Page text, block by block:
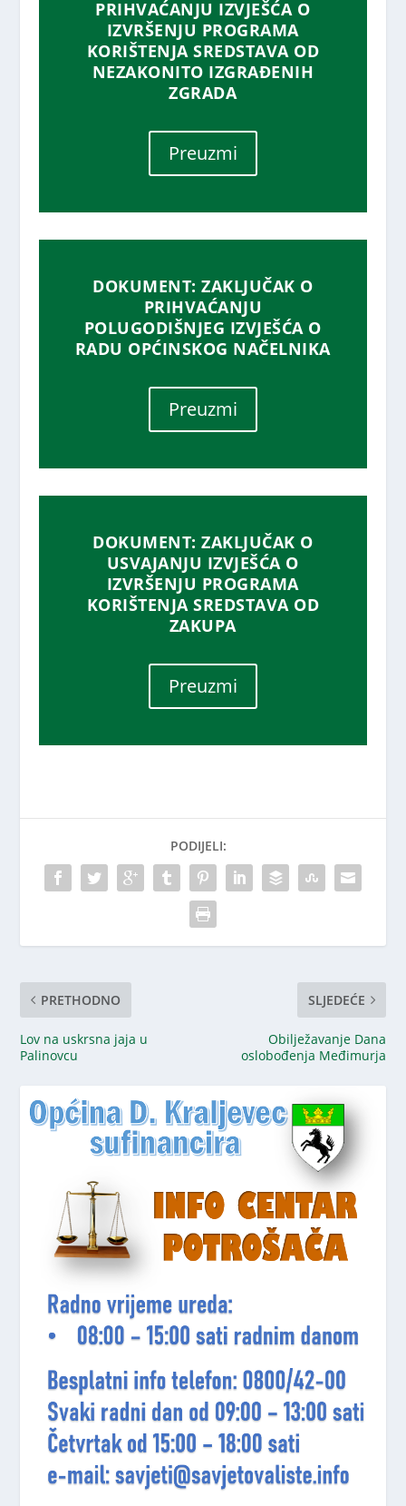
PRIHVAĆANJU IZVJEŠĆA O
IZVRŠENJU PROGRAMA
KORIŠTENJA SREDSTAVA OD
NEZAKONITO IZGRAĐENIH
ZGRADA
Preuzmi
DOKUMENT: ZAKLJUČAK O
PRIHVAĆANJU
POLUGODIŠNJEG IZVJEŠĆA O
RADU OPĆINSKOG NAČELNIKA
Preuzmi
DOKUMENT: ZAKLJUČAK O
USVAJANJU IZVJEŠĆA O
IZVRŠENJU PROGRAMA
KORIŠTENJA SREDSTAVA OD
ZAKUPA
Preuzmi
PODIJELI:
PRETHODNO
Lov na uskrsna jaja u
Palinovcu
SLJEDEĆE
Obilježavanje Dana
oslobođenja Međimurja